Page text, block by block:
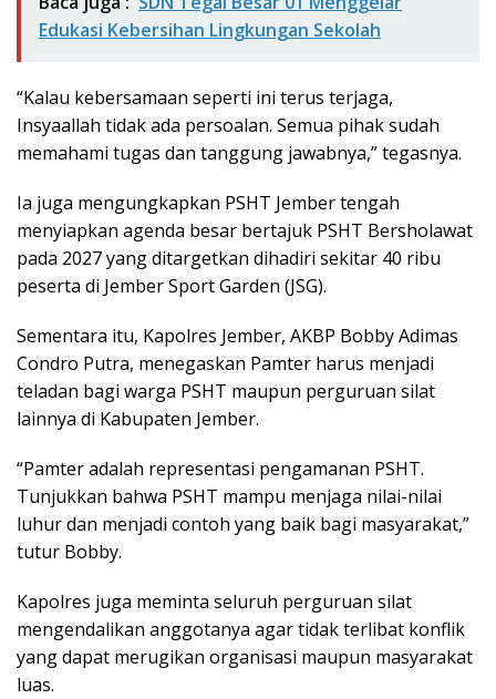
Edukasi Kebersihan Lingkungan Sekolah
“Kalau kebersamaan seperti ini terus terjaga,
Insyaallah tidak ada persoalan. Semua pihak sudah
memahami tugas dan tanggung jawabnya,” tegasnya.
Ia juga mengungkapkan PSHT Jember tengah
menyiapkan agenda besar bertajuk PSHT Bersholawat
pada 2027 yang ditargetkan dihadiri sekitar 40 ribu
peserta di Jember Sport Garden (JSG).
Sementara itu, Kapolres Jember, AKBP Bobby Adimas
Condro Putra, menegaskan Pamter harus menjadi
teladan bagi warga PSHT maupun perguruan silat
lainnya di Kabupaten Jember.
“Pamter adalah representasi pengamanan PSHT.
Tunjukkan bahwa PSHT mampu menjaga nilai-nilai
luhur dan menjadi contoh yang baik bagi masyarakat,”
tutur Bobby.
Kapolres juga meminta seluruh perguruan silat
mengendalikan anggotanya agar tidak terlibat konflik
yang dapat merugikan organisasi maupun masyarakat
luas.